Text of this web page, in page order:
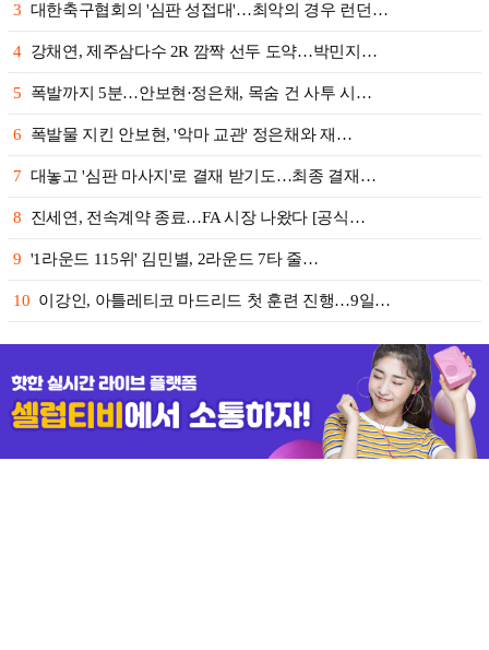
3 대한축구협회의 '심판 성접대'…최악의 경우 런던…
4 강채연, 제주삼다수 2R 깜짝 선두 도약…박민지…
5 폭발까지 5분…안보현·정은채, 목숨 건 사투 시…
6 폭발물 지킨 안보현, '악마 교관' 정은채와 재…
7 대놓고 '심판 마사지'로 결재 받기도…최종 결재…
8 진세연, 전속계약 종료…FA 시장 나왔다 [공식…
9 '1라운드 115위' 김민별, 2라운드 7타 줄…
10 이강인, 아틀레티코 마드리드 첫 훈련 진행…9일…